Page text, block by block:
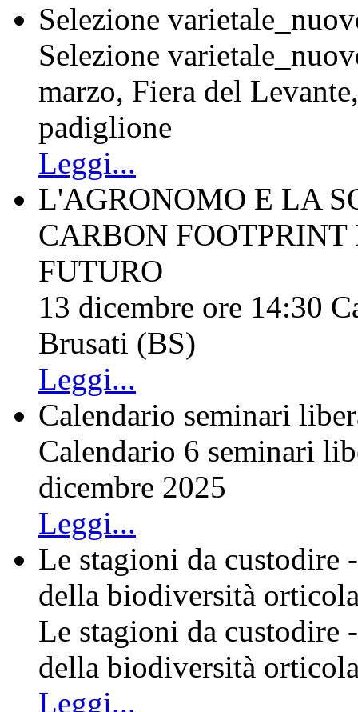
Selezione
Selezione
marzo, Fiera del
padiglione
Leggi...
L'AGRONOMO E LA
CARBON
FUTURO
13 dicembre ore 14:30
Brusati (BS)
Leggi...
Calendario seminari
Calendario 6 seminari
dicembre 2025
Leggi...
Le stagioni da custodire
della biodiversità
Le stagioni da custodire
della biodiversità
Leggi...